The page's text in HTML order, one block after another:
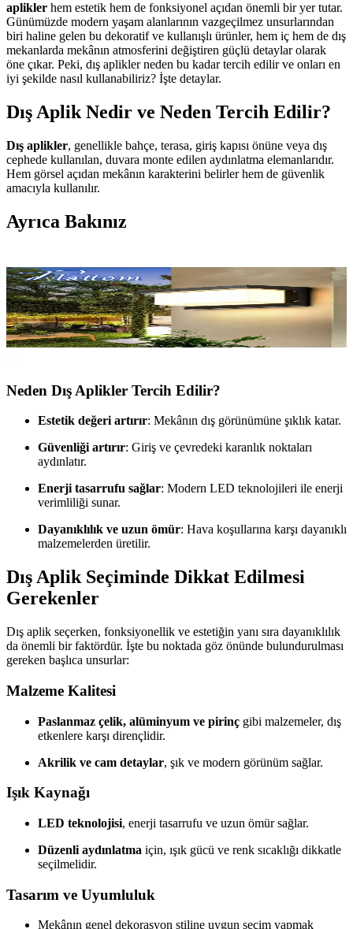
aplikler hem estetik hem de fonksiyonel açıdan önemli bir yer tutar.
Günümüzde modern yaşam alanlarının vazgeçilmez unsurlarından
biri haline gelen bu dekoratif ve kullanışlı ürünler, hem iç hem de dış
mekanlarda mekânın atmosferini değiştiren güçlü detaylar olarak
öne çıkar. Peki, dış aplikler neden bu kadar tercih edilir ve onları en
iyi şekilde nasıl kullanabiliriz? İşte detaylar.
Dış Aplik Nedir ve Neden Tercih Edilir?
Dış aplikler, genellikle bahçe, terasa, giriş kapısı önüne veya dış
cephede kullanılan, duvara monte edilen aydınlatma elemanlarıdır.
Hem görsel açıdan mekânın karakterini belirler hem de güvenlik
amacıyla kullanılır.
Ayrıca Bakınız
Dış Aplik Seçimi ve Kullanımıyla Dış Mekânlarda
Estetik ve Güvenlik Artırma
Dış aplikler, estetik ve fonksiyonellikleriyle dış mekânların
vazgeçilmez unsurlarıdır. Dayanıklı malzemeleri ve modern
teknolojileriyle güvenli ve şık aydınlatma sağlar.
Neden Dış Aplikler Tercih Edilir?
Estetik değeri artırır: Mekânın dış görünümüne şıklık katar.
Güvenliği artırır: Giriş ve çevredeki karanlık noktaları
aydınlatır.
Enerji tasarrufu sağlar: Modern LED teknolojileri ile enerji
verimliliği sunar.
Dayanıklılık ve uzun ömür: Hava koşullarına karşı dayanıklı
malzemelerden üretilir.
Dış Aplik Seçiminde Dikkat Edilmesi
Gerekenler
Dış aplik seçerken, fonksiyonellik ve estetiğin yanı sıra dayanıklılık
da önemli bir faktördür. İşte bu noktada göz önünde bulundurulması
gereken başlıca unsurlar:
Malzeme Kalitesi
Paslanmaz çelik, alüminyum ve pirinç gibi malzemeler, dış
etkenlere karşı dirençlidir.
Akrilik ve cam detaylar, şık ve modern görünüm sağlar.
Işık Kaynağı
LED teknolojisi, enerji tasarrufu ve uzun ömür sağlar.
Düzenli aydınlatma için, ışık gücü ve renk sıcaklığı dikkatle
seçilmelidir.
Tasarım ve Uyumluluk
Mekânın genel dekorasyon stiline uygun seçim yapmak